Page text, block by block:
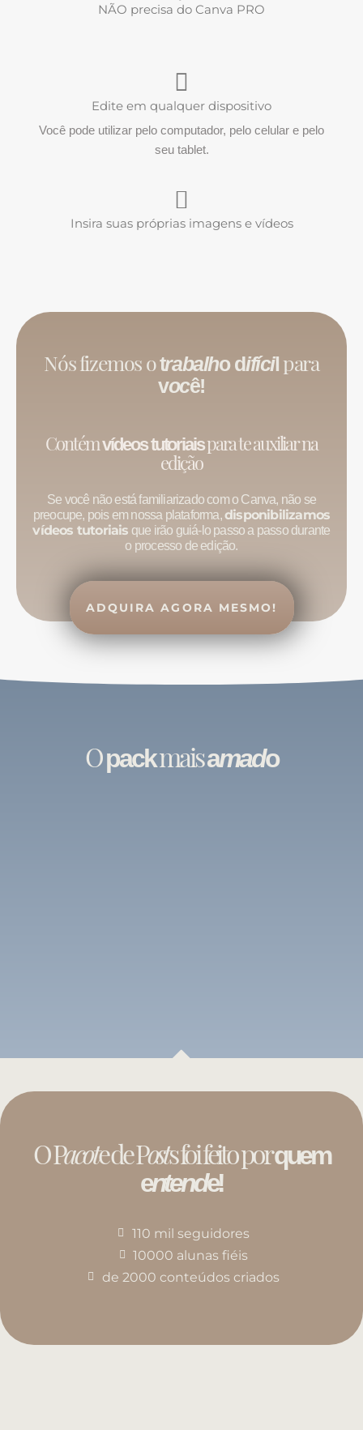
NÃO precisa do Canva PRO
Edite em qualquer dispositivo
Você pode utilizar pelo computador, pelo celular e pelo
seu tablet.
Insira suas próprias imagens e vídeos
Nós fizemos otrabalho difícil para
você!
Contémvídeos tutoriaispara te auxiliar na
edição
Se você não está familiarizado com o Canva, não se
preocupe, pois em nossa plataforma,disponibilizamos
vídeos tutoriais que irão guiá-lo passo a passo durante
o processo de edição.
ADQUIRA AGORA MESMO!
Opackmaisamado
O Pacote de Posts foi feito porquem
entende!
110 mil seguidores
10000 alunas fiéis
de 2000 conteúdos criados